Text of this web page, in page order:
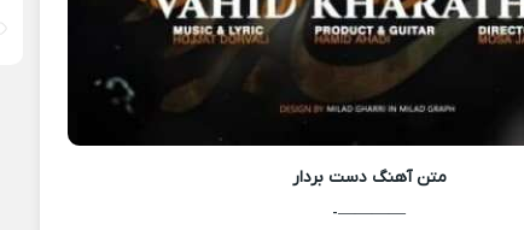
متن آهنگ دست بردار
————-